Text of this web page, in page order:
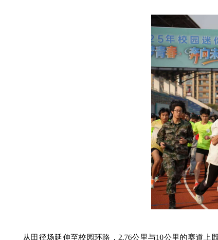
从田径场延伸至校园环路，2.76公里与10公里的赛道上